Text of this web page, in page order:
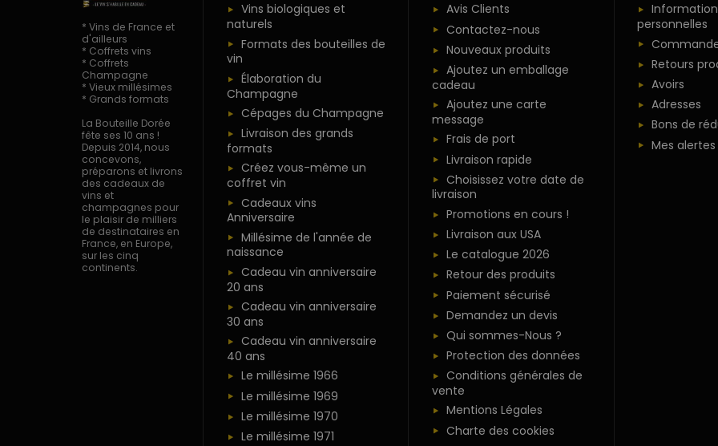
* Vins de France et
d'ailleurs
* Coffrets vins
* Coffrets
Champagne
* Vieux millésimes
* Grands formats
La Bouteille Dorée
fête ses 10 ans !
Depuis 2014, nous
concevons,
préparons et livrons
des cadeaux de
vins et
champagnes pour
le plaisir de milliers
de destinataires en
France, en Europe,
sur les cinq
continents.
Vins biologiques et
naturels
Formats des bouteilles de
vin
Élaboration du
Champagne
Cépages du Champagne
Livraison des grands
formats
Créez vous-même un
coffret vin
Cadeaux vins
Anniversaire
Millésime de l'année de
naissance
Cadeau vin anniversaire
20 ans
Cadeau vin anniversaire
30 ans
Cadeau vin anniversaire
40 ans
Le millésime 1966
Le millésime 1969
Le millésime 1970
Le millésime 1971
Avis Clients
Contactez-nous
Nouveaux produits
Ajoutez un emballage
cadeau
Ajoutez une carte
message
Frais de port
Livraison rapide
Choisissez votre date de
livraison
Promotions en cours !
Livraison aux USA
Le catalogue 2026
Retour des produits
Paiement sécurisé
Demandez un devis
Qui sommes-Nous ?
Protection des données
Conditions générales de
vente
Mentions Légales
Charte des cookies
personnelles
Retours
Avoirs
Adresses
Bons de
Mes alertes